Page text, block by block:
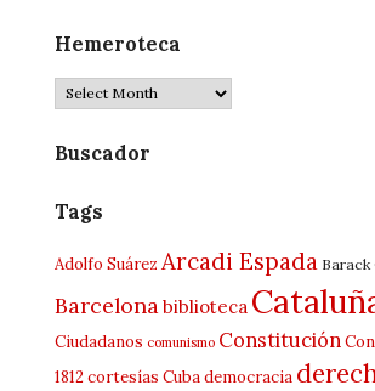
Hemeroteca
Hemeroteca
Buscador
Tags
Adolfo Suárez Arcadi Espada Barack
Barcelonabiblioteca
Ciudadanos comunismo Constitución
1812 cortesías Cubademocracia